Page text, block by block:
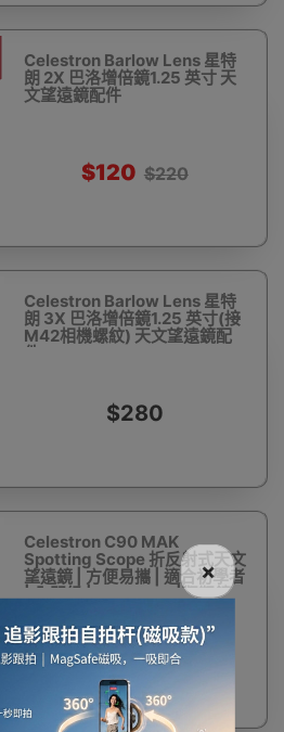
Celestron Barlow Lens 星特
朗 2X 巴洛增倍鏡1.25 英寸 天
文望遠鏡配件
$120 $220
Celestron Barlow Lens 星特
朗 3X 巴洛增倍鏡1.25 英寸(接
M42相機螺紋) 天文望遠鏡配
件
$280
Celestron C90 MAK
Spotting Scope 折反射式天文
望遠鏡 | 方便易攜 | 適合初學者
| 入門級 | Celestron |觀靶鏡 -
$1,880
×